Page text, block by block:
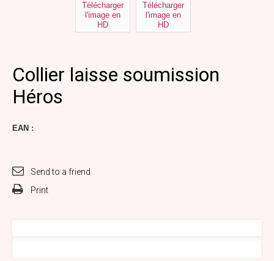
Télécharger
l'image en
HD
Télécharger
l'image en
HD
Collier laisse soumission
Héros
EAN :
Send to a friend
Print